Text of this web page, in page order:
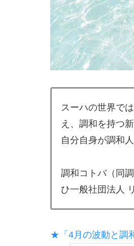
スーハの世界で
え、調和を持つ
自分自身が調和
調和コトバ（同
ひ一般社団法人
★「4月の波動と調